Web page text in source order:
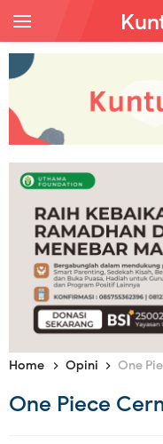
Home Opini One
One Piece